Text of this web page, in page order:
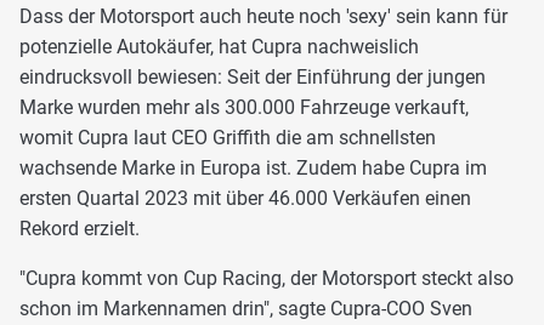
Dass der Motorsport auch heute noch 'sexy' sein kann für
potenzielle Autokäufer, hat Cupra nachweislich
eindrucksvoll bewiesen: Seit der Einführung der jungen
Marke wurden mehr als 300.000 Fahrzeuge verkauft,
womit Cupra laut CEO Griffith die am schnellsten
wachsende Marke in Europa ist. Zudem habe Cupra im
ersten Quartal 2023 mit über 46.000 Verkäufen einen
Rekord erzielt.
"Cupra kommt von Cup Racing, der Motorsport steckt also
schon im Markennamen drin", sagte Cupra-COO Sven